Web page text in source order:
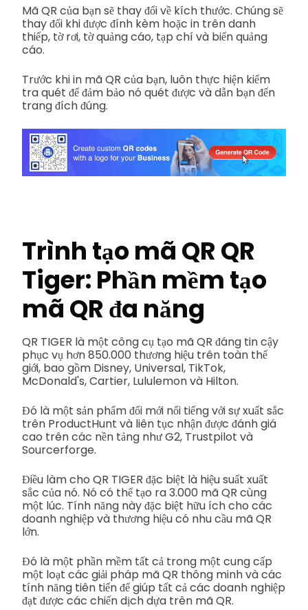
Mã QR của bạn sẽ thay đổi về kích thước. Chúng sẽ
thay đổi khi được đính kèm hoặc in trên danh
thiếp, tờ rơi, tờ quảng cáo, tạp chí và biển quảng
cáo.
Trước khi in mã QR của bạn, luôn thực hiện kiểm
tra quét để đảm bảo nó quét được và dẫn bạn đến
trang đích đúng.
Trình tạo mã QR QR
Tiger: Phần mềm tạo
mã QR đa năng
QR TIGER là một công cụ tạo mã QR đáng tin cậy
phục vụ hơn 850.000 thương hiệu trên toàn thế
giới, bao gồm Disney, Universal, TikTok,
McDonald's, Cartier, Lululemon và Hilton.
Đó là một sản phẩm đổi mới nổi tiếng với sự xuất sắc
trên ProductHunt và liên tục nhận được đánh giá
cao trên các nền tảng như G2, Trustpilot và
Sourcerforge.
Điều làm cho QR TIGER đặc biệt là hiệu suất xuất
sắc của nó. Nó có thể tạo ra 3.000 mã QR cùng
một lúc. Tính năng này đặc biệt hữu ích cho các
doanh nghiệp và thương hiệu có nhu cầu mã QR
lớn.
Đó là một phần mềm tất cả trong một cung cấp
một loạt các giải pháp mã QR thông minh và các
tính năng tiên tiến để giúp tất cả các doanh nghiệp
đạt được các chiến dịch dựa trên mã QR.